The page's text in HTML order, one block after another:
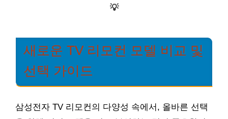
💡
새로운 TV 리모컨 모델 비교 및
선택 가이드
삼성전자 TV 리모컨의 다양성 속에서, 올바른 선택